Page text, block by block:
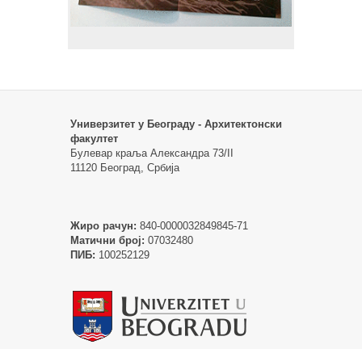
Универзитет у Београду - Архитектонски
факултет
Булевар краља Александра 73/II
11120 Београд, Србија
Жиро рачун: 840-0000032849845-71
Матични број: 07032480
ПИБ: 100252129